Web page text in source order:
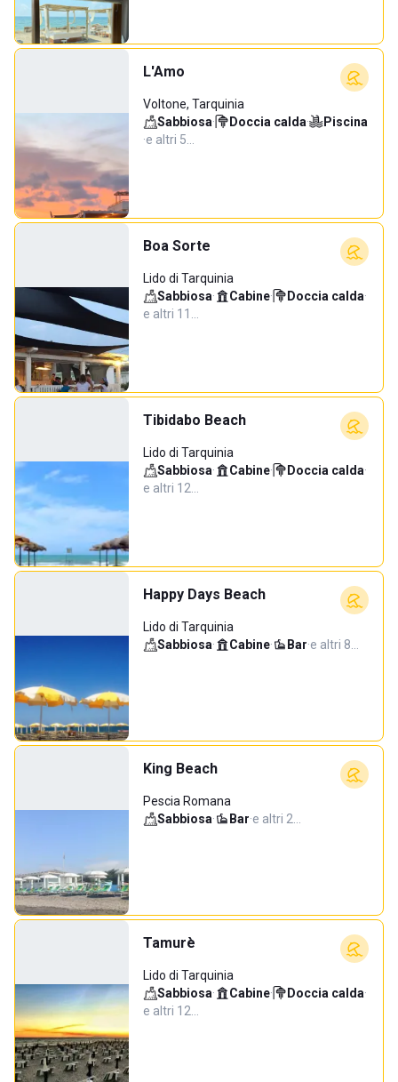
L'Amo
Voltone, Tarquinia
Sabbiosa· Doccia calda·
Piscina
·e altri 5…
Boa Sorte
Lido di Tarquinia
Sabbiosa· Cabine· Doccia calda·
e altri 11…
Tibidabo Beach
Lido di Tarquinia
Sabbiosa· Cabine· Doccia calda·
e altri 12…
Happy Days Beach
Lido di Tarquinia
Sabbiosa· Cabine· Bar·e altri 8…
King Beach
Pescia Romana
Sabbiosa· Bar·e altri 2…
Tamurè
Lido di Tarquinia
Sabbiosa· Cabine· Doccia calda·
e altri 12…